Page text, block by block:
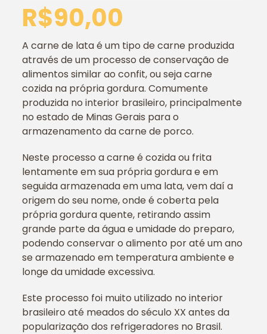
R$90,00
A carne de lata é um tipo de carne produzida
através de um processo de conservação de
alimentos similar ao confit, ou seja carne
cozida na própria gordura. Comumente
produzida no interior brasileiro, principalmente
no estado de Minas Gerais para o
armazenamento da carne de porco.
Neste processo a carne é cozida ou frita
lentamente em sua própria gordura e em
seguida armazenada em uma lata, vem daí a
origem do seu nome, onde é coberta pela
própria gordura quente, retirando assim
grande parte da água e umidade do preparo,
podendo conservar o alimento por até um ano
se armazenado em temperatura ambiente e
longe da umidade excessiva.
Este processo foi muito utilizado no interior
brasileiro até meados do século XX antes da
popularização dos refrigeradores no Brasil.